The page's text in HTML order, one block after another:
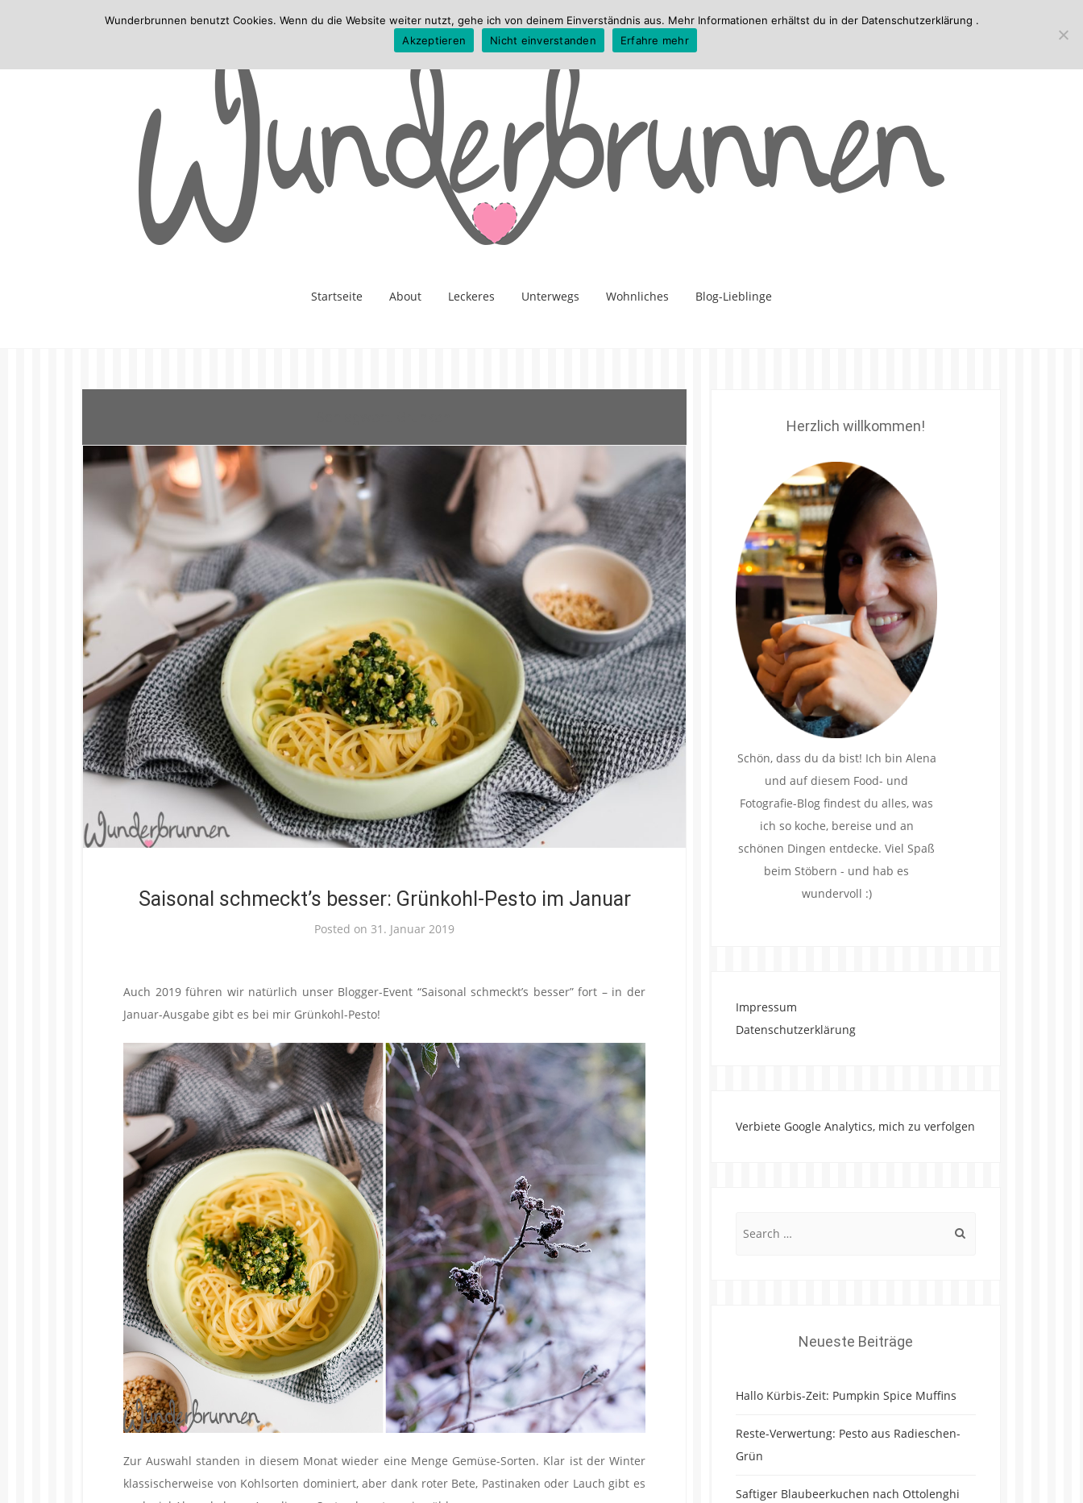
Startseite About Leckeres Unterwegs Wohnliches Blog-Lieblinge
Saisonal schmeckt’s besser: Grünkohl-Pesto im Januar
Posted on 31. Januar 2019
Auch 2019 führen wir natürlich unser Blogger-Event “Saisonal schmeckt’s besser” fort – in der
Januar-Ausgabe gibt es bei mir Grünkohl-Pesto!
Zur Auswahl standen in diesem Monat wieder eine Menge Gemüse-Sorten. Klar ist der Winter
klassischerweise von Kohlsorten dominiert, aber dank roter Bete, Pastinaken oder Lauch gibt es
Herzlich willkommen!
Schön, dass du da bist! Ich bin Alena
und auf diesem Food- und
Fotografie-Blog findest du alles, was
ich so koche, bereise und an
schönen Dingen entdecke. Viel Spaß
beim Stöbern - und hab es
wundervoll :)
Impressum
Datenschutzerklärung
Verbiete Google Analytics, mich zu verfolgen
Neueste Beiträge
Hallo Kürbis-Zeit: Pumpkin Spice Muffins
Reste-Verwertung: Pesto aus Radieschen-
Grün
Saftiger Blaubeerkuchen nach Ottolenghi
Wunderbrunnen benutzt Cookies. Wenn du die Website weiter nutzt, gehe ich von deinem Einverständnis aus. Mehr Informationen erhältst du in der Datenschutzerklärung .
Akzeptieren
Nicht einverstanden Erfahre mehr